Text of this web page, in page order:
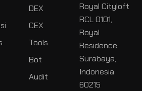
DEX
CEX
Tools
Bot
Audit
Royal Cityloft
RCL 0101,
Royal
Residence,
Surabaya,
Indonesia
60215